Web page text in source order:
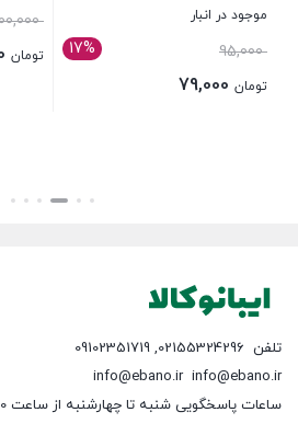
موجود در انبار
17% 95,000
تومان
12,500,000
تومان
تلفن 02155324296
,
09102351719
info@ebano.ir
info@ebano.ir
ساعات پاسخگویی شنبه تا چهارشنبه از ساعت 10 تا 18